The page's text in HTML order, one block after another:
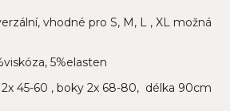
vhodné pro S, M, L , XL možná
5%elasten
45-60 , boky 2x 68-80, délka 90cm